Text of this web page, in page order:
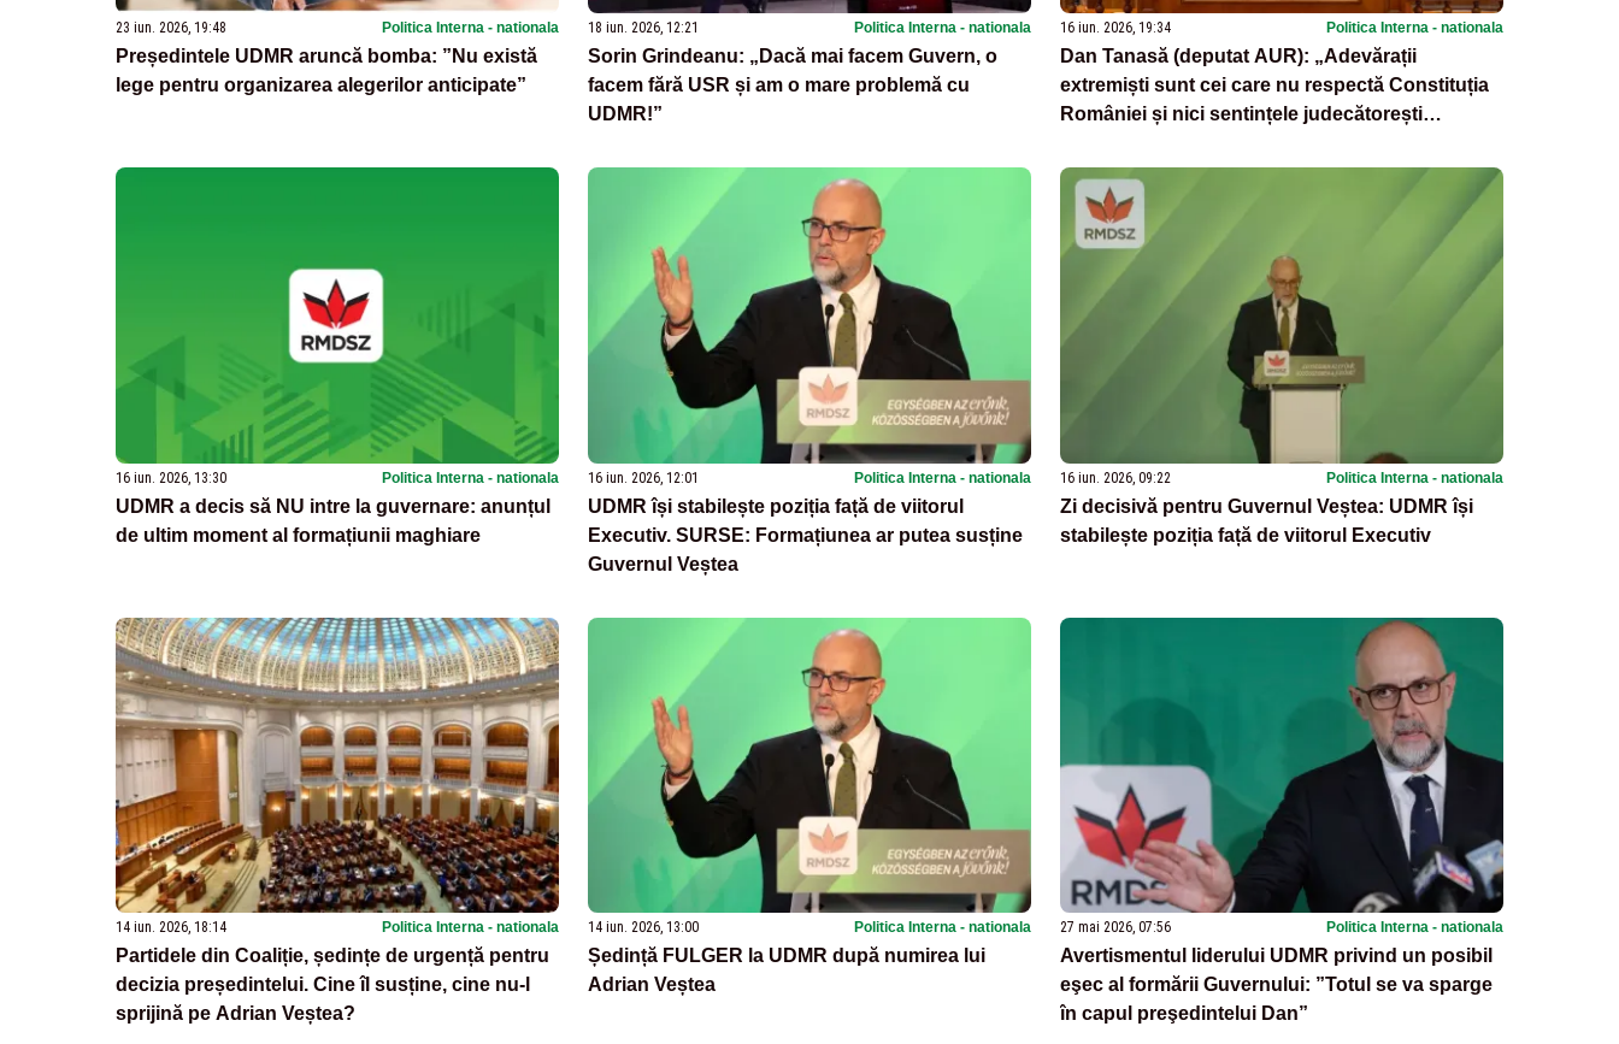
23 iun. 2026, 19:48 Politica Interna - nationala
Președintele UDMR aruncă bomba: ”Nu există
lege pentru organizarea alegerilor anticipate”
18 iun. 2026, 12:21 Politica Interna - nationala
Sorin Grindeanu: „Dacă mai facem Guvern, o
facem fără USR și am o mare problemă cu
UDMR!”
16 iun. 2026, 19:34 Politica Interna - nationala
Dan Tanasă (deputat AUR): „Adevărații
extremiști sunt cei care nu respectă Constituția
României și nici sentințele judecătorești
ambele!”
16 iun. 2026, 13:30 Politica Interna - nationala
UDMR a decis să NU intre la guvernare: anunțul
de ultim moment al formațiunii maghiare
16 iun. 2026, 12:01 Politica Interna - nationala
UDMR își stabilește poziția față de viitorul
Executiv. SURSE: Formațiunea ar putea susține
Guvernul Veștea
16 iun. 2026, 09:22 Politica Interna - nationala
Zi decisivă pentru Guvernul Veștea: UDMR își
stabilește poziția față de viitorul Executiv
14 iun. 2026, 18:14 Politica Interna - nationala
Partidele din Coaliție, ședințe de urgență pentru
decizia președintelui. Cine îl susține, cine nu-l
sprijină pe Adrian Veștea?
14 iun. 2026, 13:00 Politica Interna - nationala
Ședință FULGER la UDMR după numirea lui
Adrian Veștea
27 mai 2026, 07:56 Politica Interna - nationala
Avertismentul liderului UDMR privind un posibil
eşec al formării Guvernului: ”Totul se va sparge
în capul preşedintelui Dan”